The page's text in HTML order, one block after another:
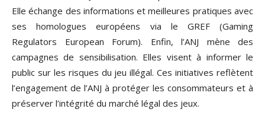
Elle échange des informations et meilleures pratiques avec
ses homologues européens via le GREF (Gaming
Regulators European Forum). Enfin, l’ANJ mène des
campagnes de sensibilisation. Elles visent à informer le
public sur les risques du jeu illégal. Ces initiatives reflètent
l’engagement de l’ANJ à protéger les consommateurs et à
préserver l’intégrité du marché légal des jeux.